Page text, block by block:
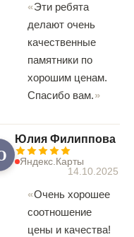
Эти ребята
делают очень
качественные
памятники по
хорошим ценам.
Спасибо вам.
Юлия Филиппова
Яндекс.Карты
14.10.2025
Очень хорошее
соотношение
цены и качества!